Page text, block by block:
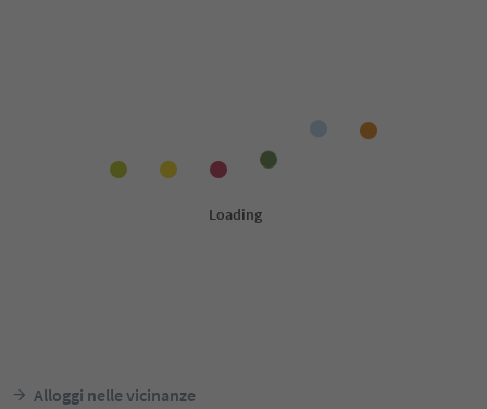
Alloggi nelle vicinanze